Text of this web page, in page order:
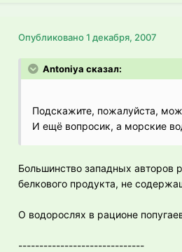
Опубликовано1 декабря, 2007
Antoniya сказал:
Подскажите, пожалуйста,
И ещё вопросик, а морские
Большинство западных авторов
белкового продукта, не
О водорослях в рационе
------------------------------